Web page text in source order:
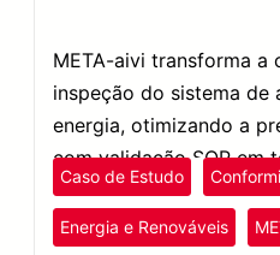
META-aivi transforma a
inspeção do sistema de
energia, otimizando a
com validação SOP em
tecnologia AR + IA.
Caso de Estudo
Energia e Renováveis